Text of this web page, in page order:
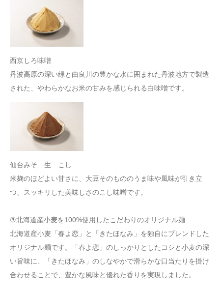
西京しろ味噌
丹波高原の深い緑と由良川の豊かな水に囲まれた丹波地方で製造
された、やわらかなお米の甘みを感じられる白味噌です。
仙台みそ 生 こし
米麹のほどよい甘さに、大豆そのもののうま味や風味が引き立
つ、スッキリした美味しさのこし味噌です。
③北海道産小麦を100%使用したこだわりのオリジナル麺
北海道産小麦「春よ恋」と「きたほなみ」を独自にブレンドした
オリジナル麺です。「春よ恋」のしっかりとしたコシと小麦の深
い旨味に、「きたほなみ」のしなやかで滑らかな口当たりを掛け
合わせることで、豊かな風味と優れた香りを実現しました。